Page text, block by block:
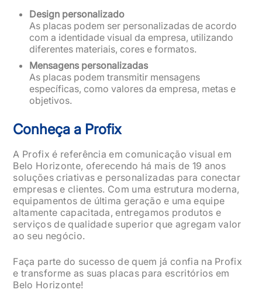
Design personalizado
As placas podem ser personalizadas de acordo
com a identidade visual da empresa, utilizando
diferentes materiais, cores e formatos.
Mensagens personalizadas
As placas podem transmitir mensagens
específicas, como valores da empresa, metas e
objetivos.
Conheça a Profix
A Profix é referência em comunicação visual em
Belo Horizonte, oferecendo há mais de 19 anos
soluções criativas e personalizadas para conectar
empresas e clientes. Com uma estrutura moderna,
equipamentos de última geração e uma equipe
altamente capacitada, entregamos produtos e
serviços de qualidade superior que agregam valor
ao seu negócio.
Faça parte do sucesso de quem já confia na Profix
e transforme as suas placas para escritórios em
Belo Horizonte!